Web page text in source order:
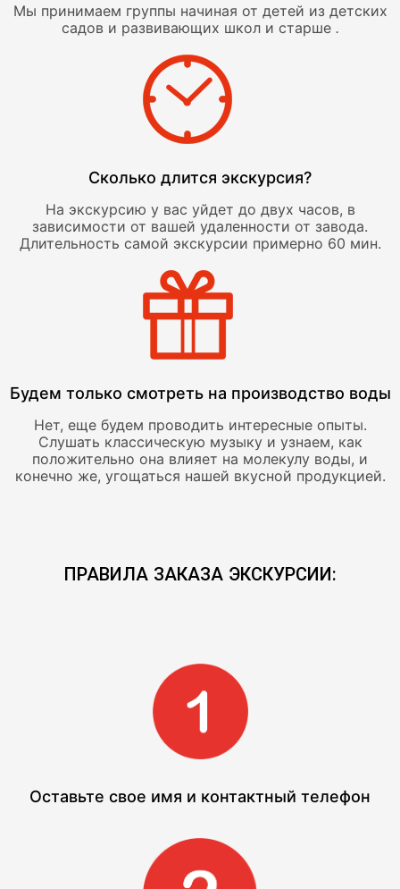
Мы принимаем группы начиная от детей из детских
садов и развивающих школ и старше .
Сколько длится экскурсия?
На экскурсию у вас уйдет до двух часов, в
зависимости от вашей удаленности от завода.
Длительность самой экскурсии примерно 60 мин.
Будем только смотреть на производство воды
Нет, еще будем проводить интересные опыты.
Слушать классическую музыку и узнаем, как
положительно она влияет на молекулу воды, и
конечно же, угощаться нашей вкусной продукцией.
ПРАВИЛА ЗАКАЗА ЭКСКУРСИИ:
Оставьте свое имя и контактный телефон